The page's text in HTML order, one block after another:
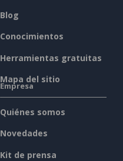
Blog
Conocimientos
Herramientas gratuitas
Mapa del sitio
Empresa
Quiénes somos
Novedades
Kit de prensa